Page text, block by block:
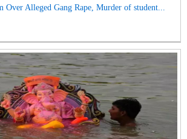
Over Alleged Gang Rape, Murder of student...